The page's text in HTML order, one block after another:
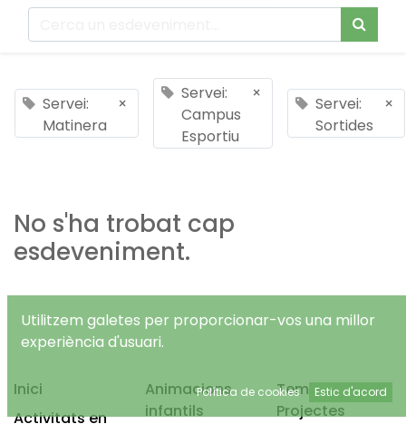
Servei:
Matinera
×
Servei:
Campus
Esportiu
×
Servei:
Sortides
×
No s'ha trobat cap
esdeveniment.
Inici
Activitats en
Animacions
infantils
Temps Lliure
Projectes
Utilitzem galetes per proporcionar-vos una millor
experiència d'usuari.
Política de cookies Estic d'acord